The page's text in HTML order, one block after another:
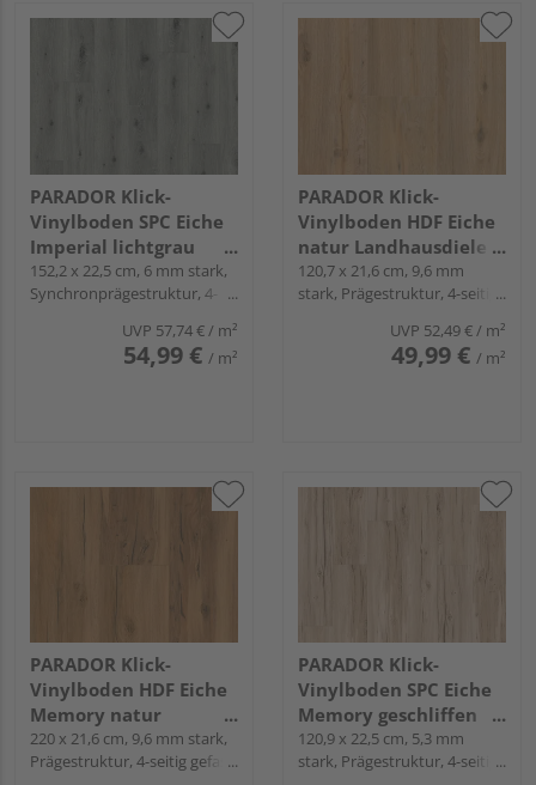
PARADOR Klick-
Vinylboden SPC Eiche
Imperial lichtgrau
Landhausdiele -
Trendtime 8
152,2 x 22,5 cm, 6 mm stark,
Synchronprägestruktur, 4-
UVP 57,74 € / m²
54,99 € / m²
PARADOR Klick-
Vinylboden HDF Eiche
natur Landhausdiele -
Classic 2030
120,7 x 21,6 cm, 9,6 mm
stark, Prägestruktur, 4-seitig,
UVP 52,49 € / m²
49,99 € / m²
PARADOR Klick-
Vinylboden HDF Eiche
Memory natur
Landhausdiele -
Trendtime 6
220 x 21,6 cm, 9,6 mm stark,
Prägestruktur, 4-seitig gefast,
PARADOR Klick-
Vinylboden SPC Eiche
Memory geschliffen
Landhausdiele - Basic
5.3
120,9 x 22,5 cm, 5,3 mm
stark, Prägestruktur, 4-seitig